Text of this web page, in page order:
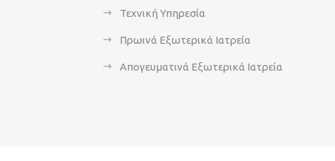
Τεχνική Υπηρεσία
Πρωινά Εξωτερικά Ιατρεία
Απογευματινά Εξωτερικά Ιατρεία